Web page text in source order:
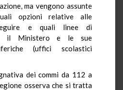
ma vengono assunte
opzioni relative alle
e quali linee di
il Ministero e le sue
(uffici scolastici
dei commi da 112 a
osserva che si tratta